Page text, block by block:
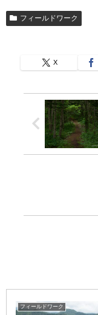
フィールドワーク
X
フィールドワーク